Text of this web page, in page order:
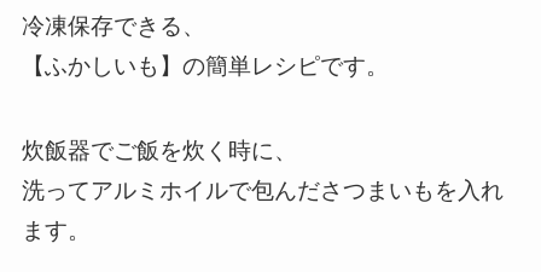
冷凍保存できる、
【ふかしいも】の簡単レシピです。
炊飯器でご飯を炊く時に、
洗ってアルミホイルで包んださつまいもを入れ
ます。